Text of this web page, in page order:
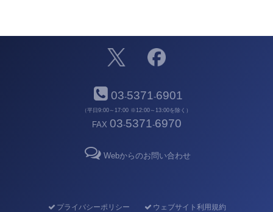
03-5371-6901
（平日9:00～17:00 ※12:00～13:00を除く）
FAX 03-5371-6970
Webからのお問い合わせ
プライバシーポリシー ウェブサイト利用規約